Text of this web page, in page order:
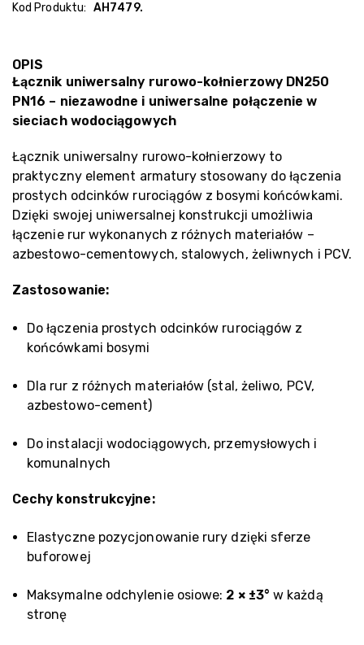
Kod Produktu: AH7479.
OPIS
Łącznik uniwersalny rurowo-kołnierzowy DN250
PN16 – niezawodne i uniwersalne połączenie w
sieciach wodociągowych
Łącznik uniwersalny rurowo-kołnierzowy to
praktyczny element armatury stosowany do łączenia
prostych odcinków rurociągów z bosymi końcówkami.
Dzięki swojej uniwersalnej konstrukcji umożliwia
łączenie rur wykonanych z różnych materiałów –
azbestowo-cementowych, stalowych, żeliwnych i PCV.
Zastosowanie:
Do łączenia prostych odcinków rurociągów z
końcówkami bosymi
Dla rur z różnych materiałów (stal, żeliwo, PCV,
azbestowo-cement)
Do instalacji wodociągowych, przemysłowych i
komunalnych
Cechy konstrukcyjne:
Elastyczne pozycjonowanie rury dzięki sferze
buforowej
Maksymalne odchylenie osiowe: 2 × ±3° w każdą
stronę